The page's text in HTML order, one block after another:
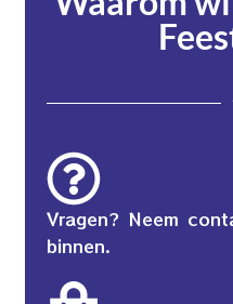
Vragen? Neem
binnen.